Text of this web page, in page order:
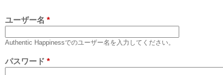
に
移
ユーザー名 *
Authentic Happinessでのユーザー名を入力してください。
パスワード *